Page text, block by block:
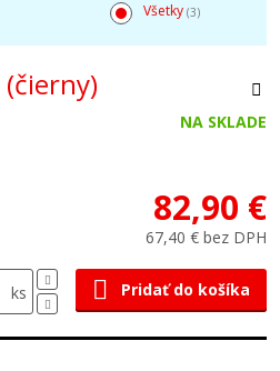
Všetky (3)
(čierny)
NA SKLADE
82,90 €
67,40 € bez DPH
ks Pridať do košíka